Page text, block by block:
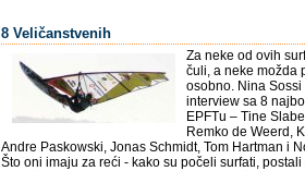
8 Veličanstvenih
Za neke od ovih
čuli, a neke možda
osobno. Nina
interview sa 8
EPFTu – Tine
Remko de Weerd,
Andre Paskowski, Jonas Schmidt, Tom Hartman i
Što oni imaju za reći - kako su počeli surfati,